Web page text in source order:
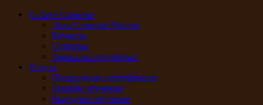
О Лиге Сомелье
Лига Сомелье России
Команда
Спикеры
Заявка на сертификат
Услуги
Подарочные сертификаты
Онлайн обучение
Выездное обучение